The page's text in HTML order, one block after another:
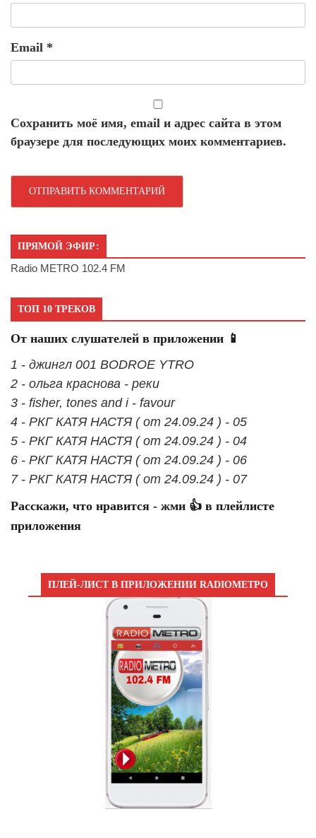
Email *
Сохранить моё имя, email и адрес сайта в этом
браузере для последующих моих комментариев.
ПРЯМОЙ ЭФИР:
Radio METRO 102.4 FM
ТОП 10 ТРЕКОВ
От наших слушателей в приложении 📱
1 - джингл 001 BODROE YTRO
2 - ольга краснова - реки
3 - fisher, tones and i - favour
4 - РКГ КАТЯ НАСТЯ ( от 24.09.24 ) - 05
5 - РКГ КАТЯ НАСТЯ ( от 24.09.24 ) - 04
6 - РКГ КАТЯ НАСТЯ ( от 24.09.24 ) - 06
7 - РКГ КАТЯ НАСТЯ ( от 24.09.24 ) - 07
Расскажи, что нравится - жми 👍 в плейлисте
приложения
ПЛЕЙ-ЛИСТ В ПРИЛОЖЕНИИ RADIOМЕТРО